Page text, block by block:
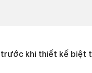
khi thiết kế biệt